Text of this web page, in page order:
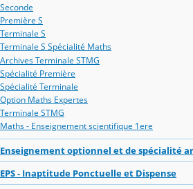
Seconde
Première S
Terminale S
Terminale S Spécialité Maths
Archives Terminale STMG
Spécialité Première
Spécialité Terminale
Option Maths Expertes
Terminale STMG
Maths - Enseignement scientifique 1ere
Enseignement optionnel et de spécialité
EPS - Inaptitude Ponctuelle et Dispense